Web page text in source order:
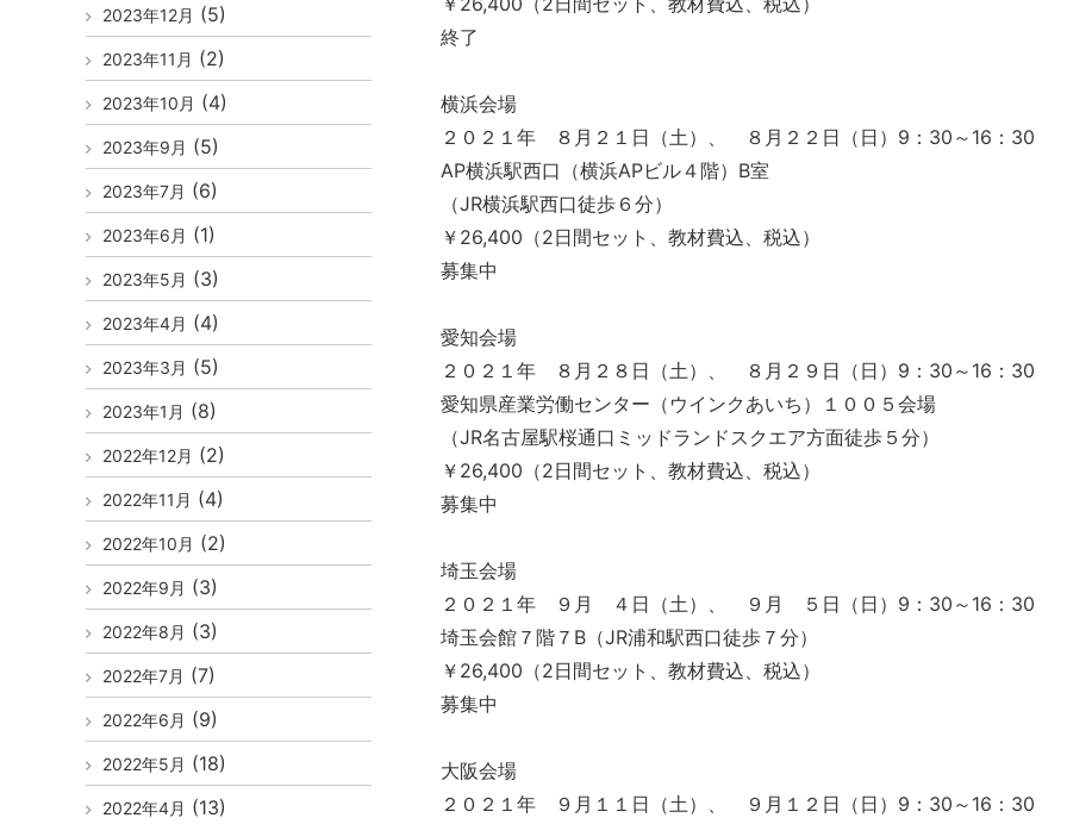
終了
横浜会場
２０２１年 ８月２１日（土）、 ８月２２日（日）9：30～16：30
AP横浜駅西口（横浜APビル４階）B室
（JR横浜駅西口徒歩６分）
￥26,400（2日間セット、教材費込、税込）
募集中
愛知会場
２０２１年 ８月２８日（土）、 ８月２９日（日）9：30～16：30
愛知県産業労働センター（ウインクあいち）１００５会場
（JR名古屋駅桜通口ミッドランドスクエア方面徒歩５分）
￥26,400（2日間セット、教材費込、税込）
募集中
埼玉会場
２０２１年 ９月 ４日（土）、 ９月 ５日（日）9：30～16：30
埼玉会館７階７B（JR浦和駅西口徒歩７分）
￥26,400（2日間セット、教材費込、税込）
募集中
大阪会場
２０２１年 ９月１１日（土）、 ９月１２日（日）9：30～16：30
2023年12月 (5)
2023年11月 (2)
2023年10月 (4)
2023年9月 (5)
2023年7月 (6)
2023年6月 (1)
2023年5月 (3)
2023年4月 (4)
2023年3月 (5)
2023年1月 (8)
2022年12月 (2)
2022年11月 (4)
2022年10月 (2)
2022年9月 (3)
2022年8月 (3)
2022年7月 (7)
2022年6月 (9)
2022年5月 (18)
2022年4月 (13)